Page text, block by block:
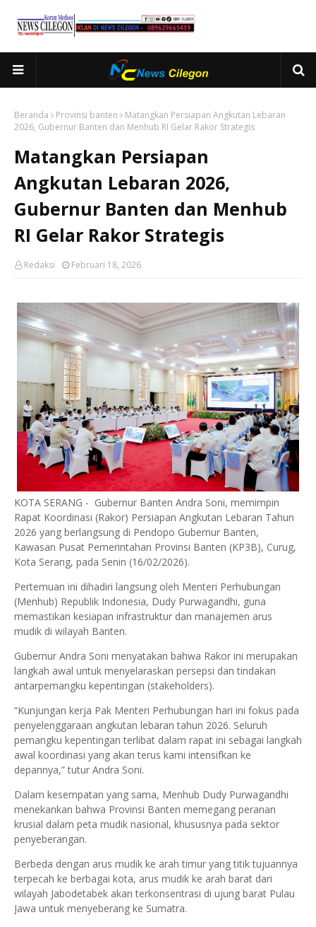
Beranda Provinsi banten
Matangkan Persiapan Angkutan Lebaran
2026, Gubernur Banten dan Menhub RI Gelar Rakor Strategis
Matangkan Persiapan
Angkutan Lebaran 2026,
Gubernur Banten dan Menhub
RI Gelar Rakor Strategis
Redaksi Februari 18, 2026
KOTA SERANG - ​Gubernur Banten Andra Soni, memimpin
Rapat Koordinasi (Rakor) Persiapan Angkutan Lebaran Tahun
2026 yang berlangsung di Pendopo Gubernur Banten,
Kawasan Pusat Pemerintahan Provinsi Banten (KP3B), Curug,
Kota Serang, pada Senin (16/02/2026).
Pertemuan ini dihadiri langsung oleh Menteri Perhubungan
(Menhub) Republik Indonesia, Dudy Purwagandhi, guna
memastikan kesiapan infrastruktur dan manajemen arus
mudik di wilayah Banten.
​Gubernur Andra Soni menyatakan bahwa Rakor ini merupakan
langkah awal untuk menyelaraskan persepsi dan tindakan
antarpemangku kepentingan (stakeholders).
“Kunjungan kerja Pak Menteri Perhubungan hari ini fokus pada
penyelenggaraan angkutan lebaran tahun 2026. Seluruh
pemangku kepentingan terlibat dalam rapat ini sebagai langkah
awal koordinasi yang akan terus kami intensifkan ke
depannya,” tutur Andra Soni.
​Dalam kesempatan yang sama, Menhub Dudy Purwagandhi
menekankan bahwa Provinsi Banten memegang peranan
krusial dalam peta mudik nasional, khususnya pada sektor
penyeberangan.
Berbeda dengan arus mudik ke arah timur yang titik tujuannya
terpecah ke berbagai kota, arus mudik ke arah barat dari
wilayah Jabodetabek akan terkonsentrasi di ujung barat Pulau
Jawa untuk menyeberang ke Sumatra.